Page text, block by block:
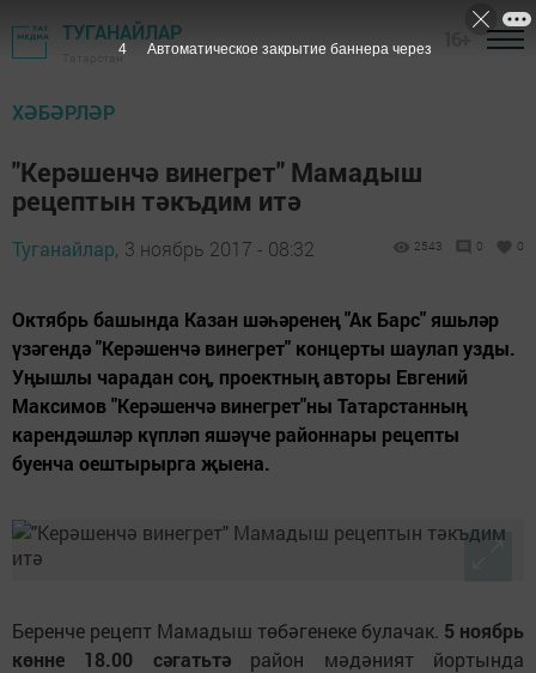
ТУГАНАЙЛАР
ХӘБӘРЛӘР
"Керәшенчә винегрет" Мамадыш
рецептын тәкъдим итә
Туганайлар, 3 ноябрь 2017 - 08:32 2543 0 0
Октябрь башында Казан шәһәренең "Ак Барс" яшьләр
үзәгендә "Керәшенчә винегрет" концерты шаулап узды.
Уңышлы чарадан соң, проектның авторы Евгений
Максимов "Керәшенчә винегрет"ны Татарстанның
карендәшләр күпләп яшәүче районнары рецепты
буенча оештырырга җыена.
Беренче рецепт Мамадыш төбәгенеке булачак. 5 ноябрь
көнне 18.00 сәгатьтәрайон мәдәният йортында
3 Автоматическое закрытие баннера через